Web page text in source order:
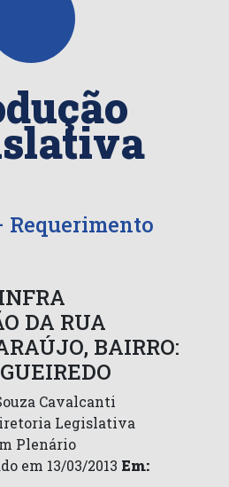
Requerimento
DA RUA
BAIRRO:
Cavalcanti
Legislativa
Plenário
em 13/03/2013 Em: